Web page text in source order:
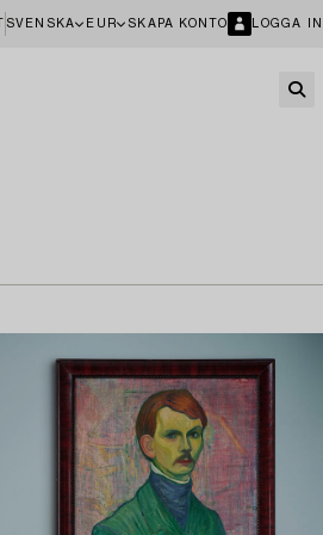
SVENSKA EUR SKAPA KONTO LOGGA IN